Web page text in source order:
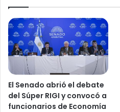
El Senado abrió el debate
del Súper RIGI y convocó a
funcionarios de Economía